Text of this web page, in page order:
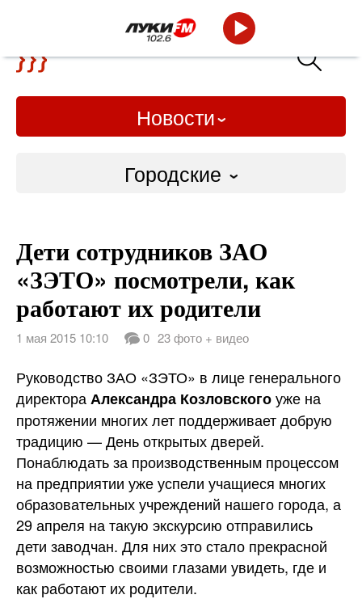
Новости
Городские
Слово Дело
Народные
ВТРК
Дети сотрудников ЗАО
«ЗЭТО» посмотрели, как
работают их родители
1 мая 2015 10:10 0 23 фото + видео
Руководство ЗАО «ЗЭТО» в лице генерального
директораАлександра Козловскогоуже на
протяжении многих лет поддерживает добрую
традицию — День открытых дверей.
Понаблюдать за производственным процессом
на предприятии уже успели учащиеся многих
образовательных учреждений нашего города, а
29 апреля на такую экскурсию отправились
дети заводчан. Для них это стало прекрасной
возможностью своими глазами увидеть, где и
как работают их родители.